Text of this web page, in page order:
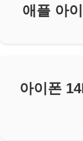
애플 아
아이폰